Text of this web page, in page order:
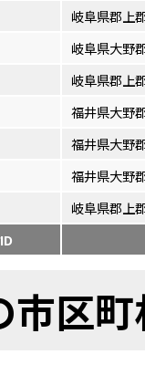
岐阜県郡上
岐阜県大野
岐阜県郡上
福井県大野
福井県大野
福井県大野
岐阜県郡上
市区